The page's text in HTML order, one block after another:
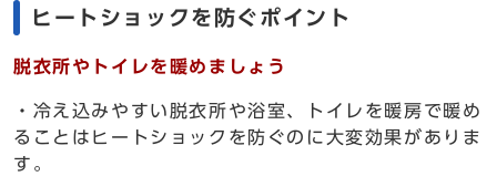
ヒートショックを防ぐポイント
脱衣所やトイレを暖めましょう
・冷え込みやすい脱衣所や浴室、トイレを暖房で暖め
ることはヒートショックを防ぐのに大変効果がありま
す。